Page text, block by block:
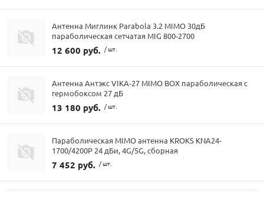
Антенна Миглинк Parabola 3.2 MIMO 30дБ
параболическая сетчатая MIG 800-2700
12 600 руб. / шт.
Антенна Антэкс VIKA-27 MIMO BOX параболическая с
гермобоксом 27 дБ
13 180 руб. / шт.
Параболическая MIMO антенна KROKS KNA24-
1700/4200P 24 дБи, 4G/5G, сборная
7 452 руб. / шт.